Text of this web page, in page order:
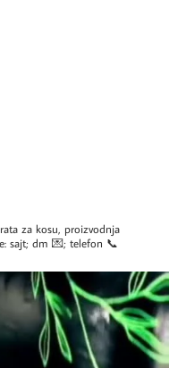
za kosu, proizvodnja
sajt; dm 💌; telefon 📞